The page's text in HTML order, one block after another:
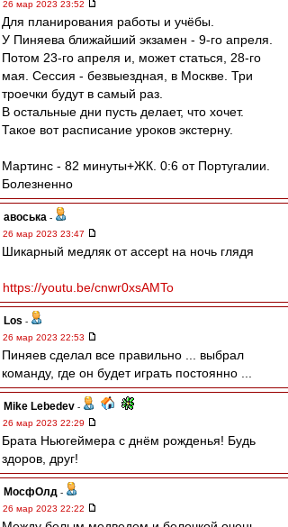
26 мар 2023 23:52
Для планирования работы и учёбы.
У Пиняева ближайший экзамен - 9-го апреля.
Потом 23-го апреля и, может статься, 28-го
мая. Сессия - безвыездная, в Москве. Три
троечки будут в самый раз.
В остальные дни пусть делает, что хочет.
Такое вот расписание уроков экстерну.
Мартинс - 82 минуты+ЖК. 0:6 от Португалии.
Болезненно
авоська -
26 мар 2023 23:47
Шикарный медляк от accept на ночь глядя
https://youtu.be/cnwr0xsAMTo
Los -
26 мар 2023 22:53
Пиняев сделал все правильно ... выбрал
команду, где он будет играть постоянно ...
Mike Lebedev -
26 мар 2023 22:29
Брата Ньюгеймера с днём рожденья! Будь
здоров, друг!
МосфОлд -
26 мар 2023 22:22